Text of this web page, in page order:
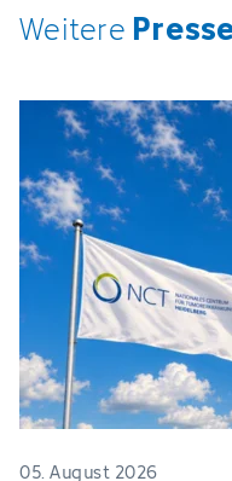
Weitere
05. August 2026